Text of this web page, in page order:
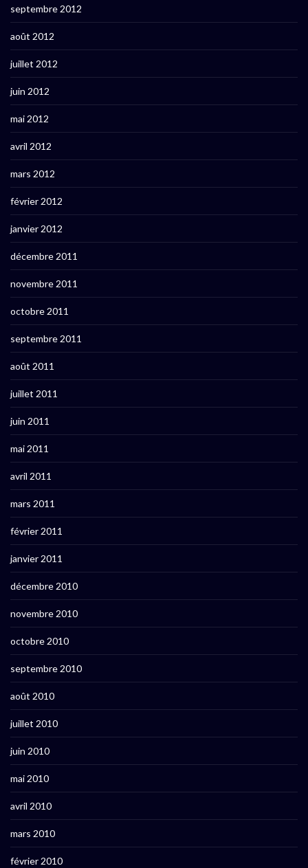
septembre 2012
août 2012
juillet 2012
juin 2012
mai 2012
avril 2012
mars 2012
février 2012
janvier 2012
décembre 2011
novembre 2011
octobre 2011
septembre 2011
août 2011
juillet 2011
juin 2011
mai 2011
avril 2011
mars 2011
février 2011
janvier 2011
décembre 2010
novembre 2010
octobre 2010
septembre 2010
août 2010
juillet 2010
juin 2010
mai 2010
avril 2010
mars 2010
février 2010